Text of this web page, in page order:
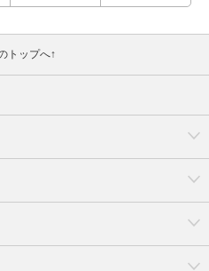
トップへ↑